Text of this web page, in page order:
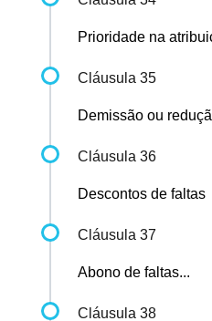
Prioridade na
Cláusula 35
Demissão ou
Cláusula 36
Descontos de faltas
Cláusula 37
Abono de faltas...
Cláusula 38